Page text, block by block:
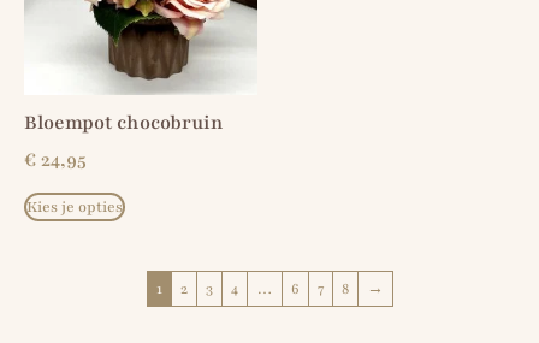
Bloempot chocobruin
€24,95
Kies je opties
1 2 3 4 … 6 7 8 →